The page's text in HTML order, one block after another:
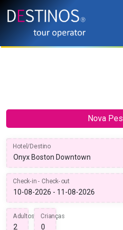
Nova
Hotel/Destino
Check-in - Check-out
Adultos Crianças